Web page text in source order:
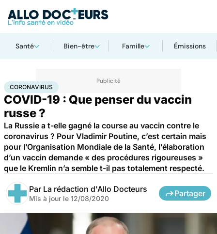
Santé Bien-être Famille Émissions
AccueilSantéMédicaments Coronavirus
CORONAVIRUS
COVID-19 : Que penser du vaccin
russe ?
La Russie a t-elle gagné la course au vaccin contre le
coronavirus ? Pour Vladimir Poutine, c’est certain mais
pour l’Organisation Mondiale de la Santé, l’élaboration
d’un vaccin demande « des procédures rigoureuses »
que le Kremlin n’a semble t-il pas totalement respecté.
Par La rédaction d'Allo Docteurs
Mis à jour le 12/08/2020
Partager